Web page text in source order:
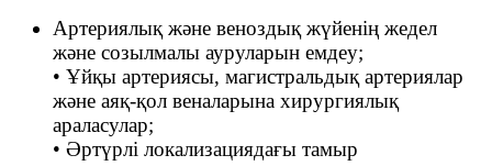
Артериялық және веноздық жүйенің жедел
және созылмалы ауруларын емдеу;
• Ұйқы артериясы, магистральдық артериялар
және аяқ-қол веналарына хирургиялық
араласулар;
• Әртүрлі локализациядағы тамыр